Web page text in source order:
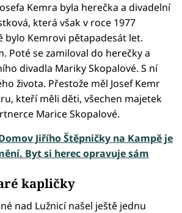
Kemra byla herečka a divadelní
která však v roce 1977
bylo Kemrovi pětapadesát let.
Poté se zamiloval do herečky a
divadla Mariky Skopalové. S ní
života. Přestože měl Josef Kemr
kteří měli děti, všechen majetek
Marice Skopalové.
Jiřího Štěpničky na Kampě je
Byt si herec opravuje sám
kapličky
nad Lužnicí našel ještě jednu